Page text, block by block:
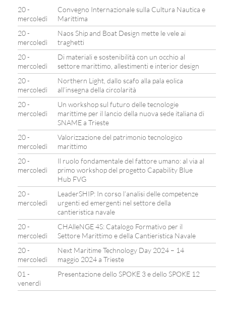
20 -
mercoledì
Convegno Internazionale sulla Cultura Nautica e
Marittima
20 -
mercoledì
Naos Ship and Boat Design mette le vele ai
traghetti
20 -
mercoledì
Di materiali e sostenibilità con un occhio al
settore marittimo, allestimenti e interior design
20 -
mercoledì
Northern Light, dallo scafo alla pala eolica
all’insegna della circolarità
20 -
mercoledì
Un workshop sul futuro delle tecnologie
marittime per il lancio della nuova sede italiana di
SNAME a Trieste
20 -
mercoledì
Valorizzazione del patrimonio tecnologico
marittimo
20 -
mercoledì
Il ruolo fondamentale del fattore umano: al via al
primo workshop del progetto Capability Blue
Hub FVG
20 -
mercoledì
LeaderSHIP: In corso l’analisi delle competenze
urgenti ed emergenti nel settore della
cantieristica navale
20 -
mercoledì
CHAlleNGE 4S: Catalogo Formativo per il
Settore Marittimo e della Cantieristica Navale
20 -
mercoledì
Next Maritime Technology Day 2024 – 14
maggio 2024 a Trieste
01 -
venerdì
Presentazione dello SPOKE 3 e dello SPOKE 12